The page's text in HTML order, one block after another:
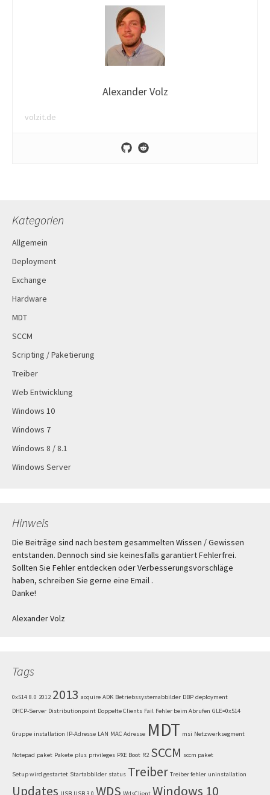
Alexander Volz
volzit.de
Kategorien
Allgemein
Deployment
Exchange
Hardware
MDT
SCCM
Scripting / Paketierung
Treiber
Web Entwicklung
Windows 10
Windows 7
Windows 8 / 8.1
Windows Server
Hinweis
Die Beiträge sind nach bestem gesammelten Wissen / Gewissen
entstanden. Dennoch sind sie keinesfalls garantiert Fehlerfrei.
Sollten Sie Fehler entdecken oder Verbesserungsvorschläge
haben, schreiben Sie gerne eine Email .
Danke!
Alexander Volz
Tags
0x514 8.0 2012 2013 acquire ADK Betriebssystemabbilder DBP deployment
DHCP-Server Distributionpoint Doppelte Clients Fail Fehler beim Abrufen GLE=0x514
Gruppe installation IP-Adresse LAN MAC Adresse MDT msi Netzwerksegment
Notepad paket Pakete plus privileges PXE Boot R2 SCCM sccm paket
Setup wird gestartet Startabbilder status Treiber Treiber fehler uninstallation
Updates WDS Windows 10